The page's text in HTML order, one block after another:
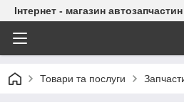
Інтернет - магазин
Товари та послуги